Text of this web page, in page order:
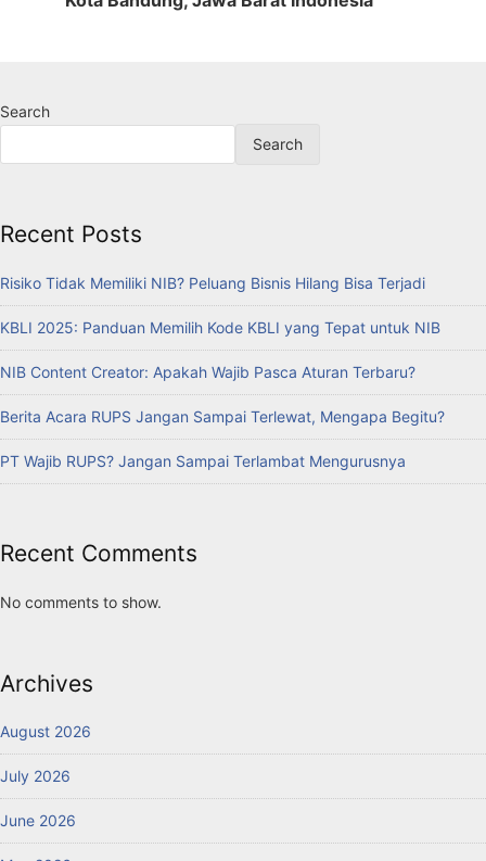
Search
Search
Recent Posts
Risiko Tidak Memiliki NIB? Peluang Bisnis Hilang Bisa Terjadi
KBLI 2025: Panduan Memilih Kode KBLI yang Tepat untuk NIB
NIB Content Creator: Apakah Wajib Pasca Aturan Terbaru?
Berita Acara RUPS Jangan Sampai Terlewat, Mengapa Begitu?
PT Wajib RUPS? Jangan Sampai Terlambat Mengurusnya
Recent Comments
No comments to show.
Archives
August 2026
July 2026
June 2026